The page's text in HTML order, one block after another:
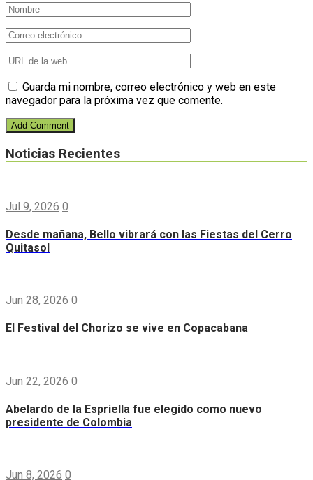
Guarda mi nombre, correo electrónico y web en este
navegador para la próxima vez que comente.
Noticias Recientes
Jul 9, 2026 0
Desde mañana, Bello vibrará con las Fiestas del Cerro
Quitasol
Jun 28, 2026 0
El Festival del Chorizo se vive en Copacabana
Jun 22, 2026 0
Abelardo de la Espriella fue elegido como nuevo
presidente de Colombia
Jun 8, 2026 0